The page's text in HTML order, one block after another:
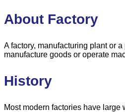
About Factory
A factory, manufacturing plant or
manufacture goods or operate
History
Most modern factories have